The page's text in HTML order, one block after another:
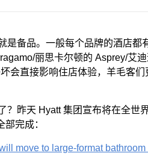
是备品。一般每个品牌的酒店都
丽思卡尔顿的 Asprey/艾
会直接影响住店体验，羊毛客
？昨天 Hyatt 集团宣布将在全世
完成：
move to large-format